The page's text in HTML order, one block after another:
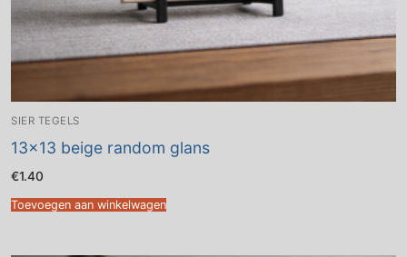
SIER TEGELS
13×13 beige random glans
€1.40
Toevoegen aan winkelwagen